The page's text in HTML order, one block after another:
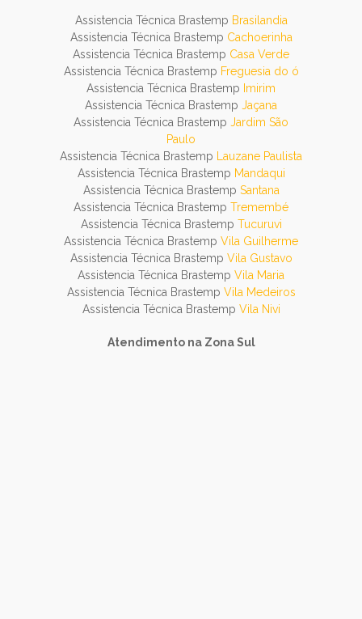
Assistencia Técnica Brastemp Brasilandia
Assistencia Técnica Brastemp Cachoerinha
Assistencia Técnica Brastemp Casa Verde
Assistencia Técnica Brastemp Freguesia do ó
Assistencia Técnica Brastemp Imirim
Assistencia Técnica Brastemp Jaçana
Assistencia Técnica Brastemp Jardim São
Paulo
Assistencia Técnica Brastemp
Lauzane Paulista
Assistencia Técnica Brastemp Mandaqui
Assistencia Técnica Brastemp Santana
Assistencia Técnica Brastemp Tremembé
Assistencia Técnica Brastemp Tucuruvi
Assistencia Técnica Brastemp Vila Guilherme
Assistencia Técnica Brastemp Vila Gustavo
Assistencia Técnica Brastemp Vila Maria
Assistencia Técnica Brastemp Vila Medeiros
Assistencia Técnica Brastemp Vila Nivi
Atendimento na Zona Sul